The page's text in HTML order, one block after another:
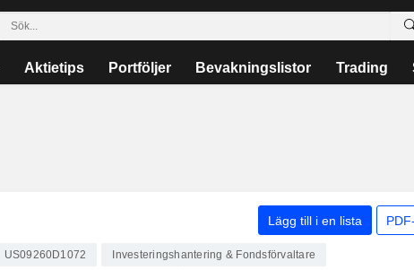
Aktietips Portföljer Bevakningslistor Trading
Lägg till i en lista
US09260D1072 Investeringshantering & Fondsförvaltare